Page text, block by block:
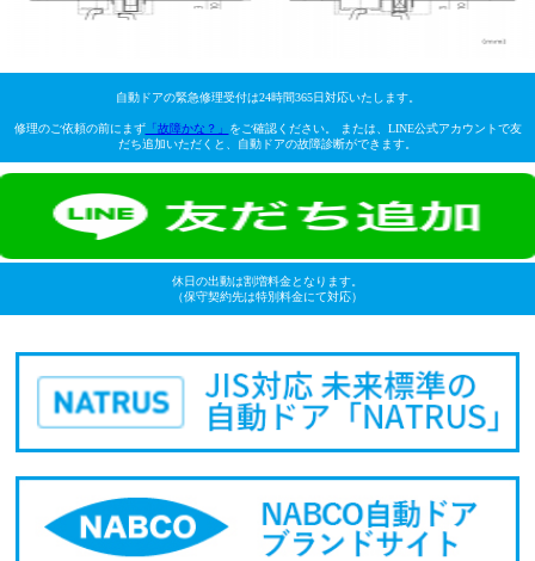
自動ドアの緊急修理受付は24時間365日対応いたします。
修理のご依頼の前にまず「故障かな？」
をご確認ください。 または、LINE公式アカウントで友
だち追加いただくと、自動ドアの故障診断ができます。
休日の出動は割増料金となります。
（保守契約先は特別料金にて対応）